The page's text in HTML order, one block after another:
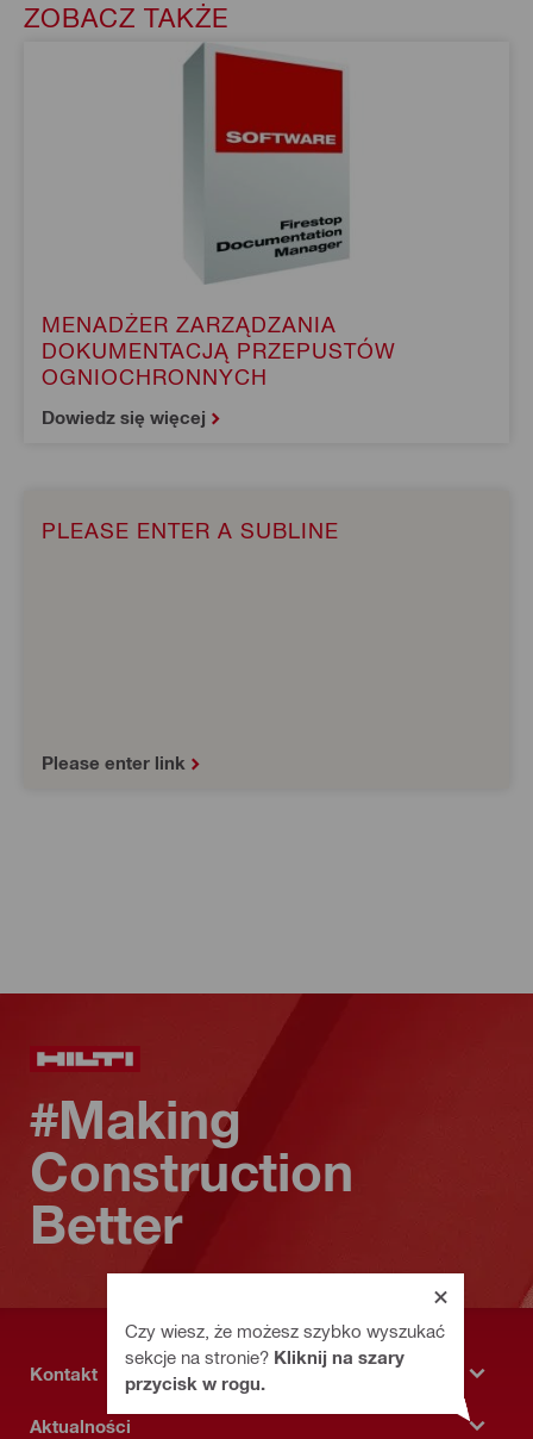
Czy wiesz, że możesz szybko wyszukać
sekcje na stronie? Kliknij na szary
przycisk w rogu.
ZOBACZ TAKŻE
MENADŻER ZARZĄDZANIA
DOKUMENTACJĄ PRZEPUSTÓW
OGNIOCHRONNYCH
Dowiedz się więcej
PLEASE ENTER A SUBLINE
Please enter link
#Making
Construction
Better
Kontakt
Aktualności